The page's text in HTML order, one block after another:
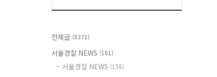
전체글 (8371)
서울경찰 NEWS (161)
서울경찰 NEWS (158)